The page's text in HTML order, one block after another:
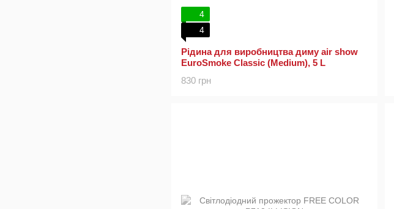
4
4
Рідина для виробництва диму air show
EuroSmoke Classic (Medium), 5 L
830 грн